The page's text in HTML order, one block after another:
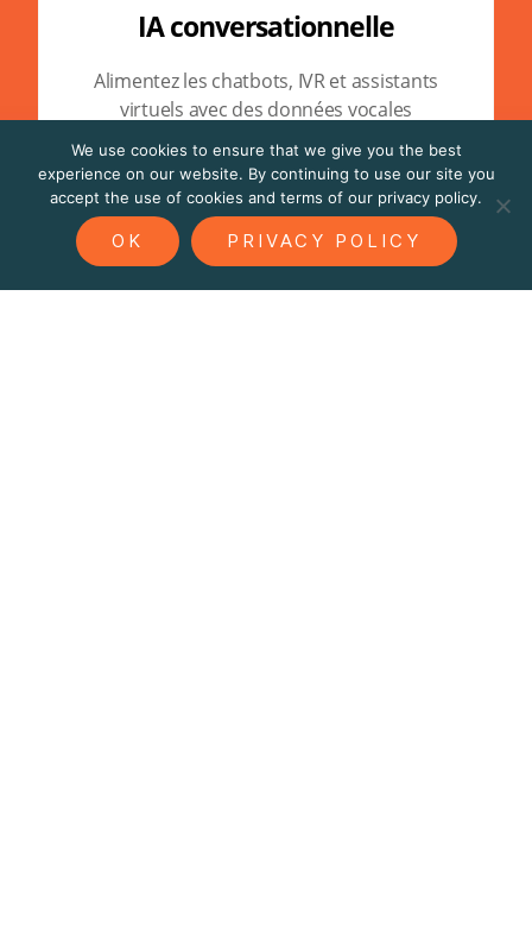
IA conversationnelle
Alimentez les chatbots, IVR et assistants
virtuels avec des données vocales
naturelles
We use cookies to ensure that we give you the best
experience on our website. By continuing to use our site you
accept the use of cookies and terms of our privacy policy.
OK PRIVACY POLICY